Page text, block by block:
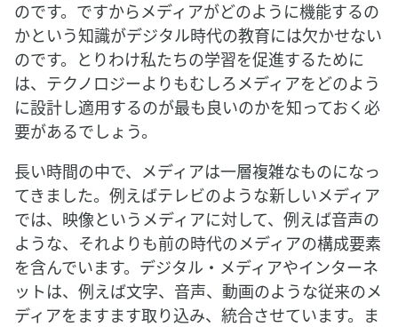
のです。ですからメディアがどのように機能するの
かという知識がデジタル時代の教育には欠かせない
のです。とりわけ私たちの学習を促進するために
は、テクノロジーよりもむしろメディアをどのよう
に設計し適用するのが最も良いのかを知っておく必
要があるでしょう。
長い時間の中で、メディアは一層複雑なものになっ
てきました。例えばテレビのような新しいメディア
では、映像というメディアに対して、例えば音声の
ような、それよりも前の時代のメディアの構成要素
を含んでいます。デジタル・メディアやインターネ
ットは、例えば文字、音声、動画のような従来のメ
ディアをますます取り込み、統合させています。ま